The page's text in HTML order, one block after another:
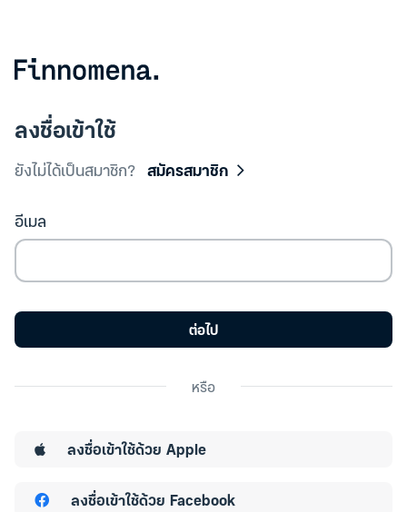
ลงชื่อเข้าใช้
ยังไม่ได้เป็นสมาชิก? สมัครสมาชิก
อีเมล
ต่อไป
หรือ
ลงชื่อเข้าใช้ด้วย Apple
ลงชื่อเข้าใช้ด้วย Facebook